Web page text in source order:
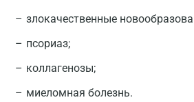
злокачественные
псориаз;
коллагенозы;
миеломная болезнь.